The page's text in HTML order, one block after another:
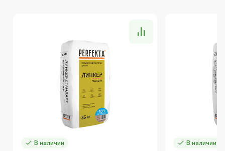
В наличии В наличии